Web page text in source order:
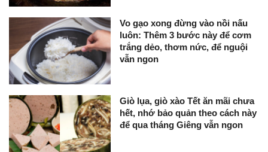
Vo gạo xong đừng vào nồi nấu
luôn: Thêm 3 bước này để cơm
trắng dẻo, thơm nức, để nguội
vẫn ngon
Giò lụa, giò xào Tết ăn mãi chưa
hết, nhớ bảo quản theo cách này
để qua tháng Giêng vẫn ngon